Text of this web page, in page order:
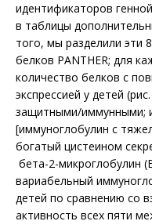
идентификаторов
в таблицы
того, мы разделили эти
белков PANTHER; для
количество белков с
экспрессией у детей
защитными/иммунными;
[иммуноглобулин с
богатый цистеином
бета-2-мик­роглобулин
вариабельный
детей по сравнению со
активность всех пяти